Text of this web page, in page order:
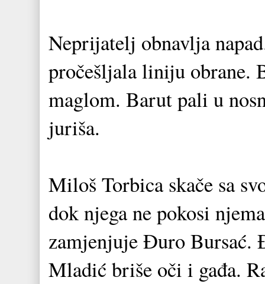
Neprijatelj obnavlja
pročešljala liniju obrane.
maglom. Barut pali u
juriša.
Miloš Torbica skače sa
dok njega ne pokosi
zamjenjuje Đuro Bursać.
Mladić briše oči i gađa.